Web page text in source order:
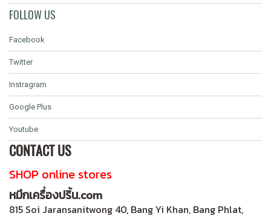
FOLLOW US
Facebook
Twitter
Instragram
Google Plus
Youtube
CONTACT US
SHOP online stores
หมึกเครื่องปริ้น.com
815 Soi Jaransanitwong 40, Bang Yi Khan, Bang Phlat,